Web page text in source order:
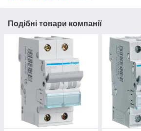
Подібні товари компанії